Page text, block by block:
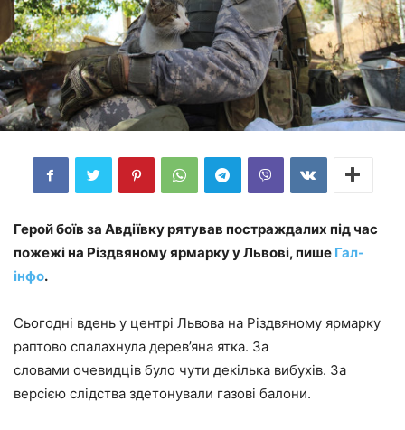
Герой боїв за Авдіївку рятував постраждалих під час
пожежі на Різдвяному ярмарку у Львові, пише Гал-
інфо.
Сьогодні вдень у центрі Львова на Різдвяному ярмарку
раптово спалахнула дерев’яна ятка. За
словами очевидців було чути декілька вибухів. За
версією слідства здетонували газові балони.